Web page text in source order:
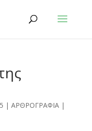
| ΑΡΘΡΟΓΡΑΦΙΑ|